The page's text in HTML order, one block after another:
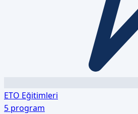
ETO Eğitimleri
5 program